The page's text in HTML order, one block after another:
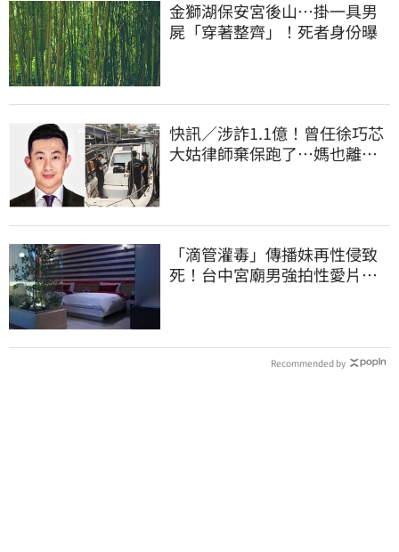
金獅湖保安宮後山…掛一具男
屍「穿著整齊」！死者身份曝
快訊／涉詐1.1億！曾任徐巧芯
大姑律師棄保跑了…媽也離
「滴管灌毒」傳播妹再性侵致
死！台中宮廟男強拍性愛片
Recommended by